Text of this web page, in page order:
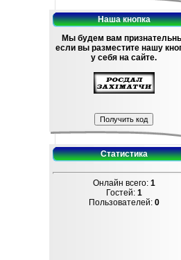
Наша кнопка
Мы будем вам
если вы разместите нашу
у себя на сайте.
Статистика
Онлайн всего: 1
Гостей: 1
Пользователей: 0